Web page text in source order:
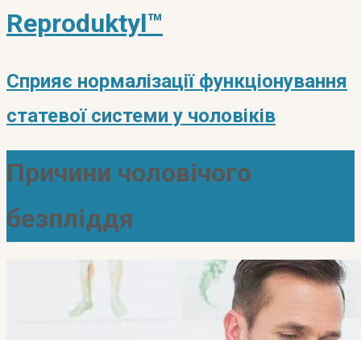
Reproduktyl™
Сприяє нормалізації функціонування
статевої системи у чоловіків
Причини чоловічого
безпліддя